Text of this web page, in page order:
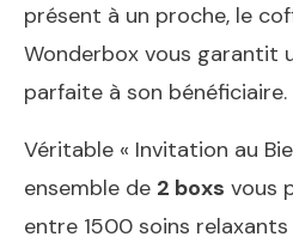
présent à un proche, le
Wonderbox vous garantit
parfaite à son bénéficiaire.
Véritable « Invitation au
ensemble de 2 boxs vous
entre 1500 soins